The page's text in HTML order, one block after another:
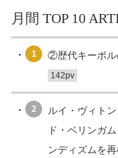
月間 TOP 10
1 ②歴代キーポル
142pv
2
ルイ・ヴィト
ド・ベリンガ
ンディズムを